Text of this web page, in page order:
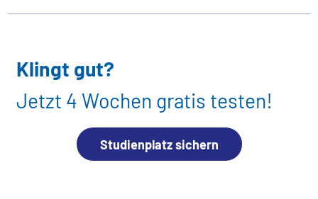
Klingt gut?
Jetzt 4 Wochen gratis testen!
Studienplatz sichern